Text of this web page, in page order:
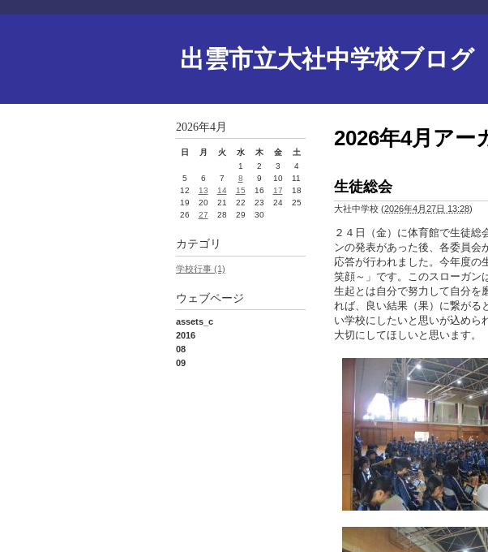
出雲市立大社中学校ブログ
2026年4月アー
生徒総会
大社中学校 (2026年4月27日 13:28)
２４日（金）に体育館で生徒
ンの発表があった後、各委員会
応答が行われました。今年度の
笑顔～」です。このスローガン
生起とは自分で努力して自分を
れば、良い結果（果）に繋がる
い学校にしたいと思いが込めら
大切にしてほ
2026年4月
日 月 火 水 木 金
土
1
2 3
4
5
6 7 8 9 10
11
12
13 14 15 16 17
18
19
20 21 22 23 24
25
26
27 28 29 30
カテゴリ
学校行事 (1)
ウェブページ
assets_c
2016
08
09